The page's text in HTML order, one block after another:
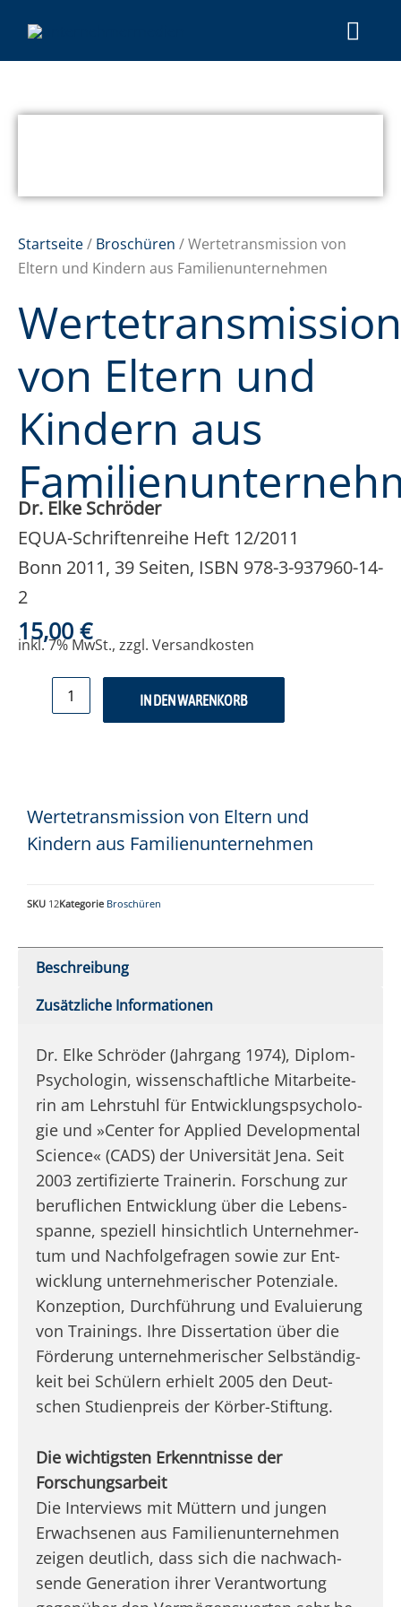
Startseite/ Broschüren / Wer­te­trans­mis­si­on von
Eltern und Kin­dern aus Familienunternehmen
Wertetransmission
von Eltern und
Kindern aus
Dr. Elke Schröder
EQUA-Schriftenreihe Heft 12/2011
Bonn 2011, 39 Seiten, ISBN 978-3-937960-14-
2
15,00 €
inkl. 7% MwSt., zzgl. Versandkosten
IN DEN WARENKORB
Wertetransmission von Eltern und
Kindern aus Familienunternehmen
SKU 12Kategorie Broschüren
Beschreibung
Zusätzliche Informationen
Dr. Elke Schrö­der (Jahr­gang 1974), Diplom-
Psy­cho­lo­gin, wis­sen­schaft­li­che Mit­ar­bei­te­
rin am Lehr­stuhl für Ent­wick­lungs­psy­cho­lo­
gie und »Cen­ter for App­lied Develop­mental
Sci­ence« (CADS) der Uni­ver­si­tät Jena. Seit
2003 zer­ti­fi­zier­te Trai­ne­rin. For­schung zur
beruf­li­chen Ent­wick­lung über die Lebens­
span­ne, spe­zi­ell hin­sicht­lich Unter­neh­mer­
tum und Nach­fol­ge­fra­gen sowie zur Ent­
wick­lung unter­neh­me­ri­scher Poten­zia­le.
Kon­zep­ti­on, Durch­füh­rung und Eva­lu­ie­rung
von Trai­nings. Ihre Dis­ser­ta­ti­on über die
För­de­rung unter­neh­me­ri­scher Selb­stän­dig­
keit bei Schü­lern erhielt 2005 den Deut­
schen Stu­di­en­preis der Körber-Stiftung.
Die wich­tigs­ten Erkennt­nis­se der
Forschungsarbeit
Die Inter­views mit Müt­tern und jun­gen
Erwach­se­nen aus Fami­li­en­un­ter­neh­men
zei­gen deut­lich, dass sich die nach­wach­
sen­de Genera­ti­on ihrer Ver­ant­wor­tung